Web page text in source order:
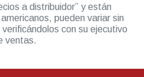
a distribuidor” y están
pueden variar sin
con su ejecutivo
ventas.